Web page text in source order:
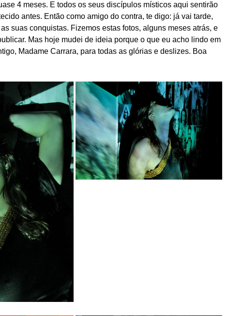
4 meses. E todos os seus discípulos místicos aqui sentirão
antes. Então como amigo do contra, te digo: já vai tarde,
suas conquistas. Fizemos estas fotos, alguns meses atrás, e
Mas hoje mudei de ideia porque o que eu acho lindo em
Madame Carrara, para todas as glórias e deslizes. Boa